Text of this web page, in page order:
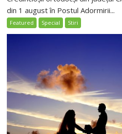
din 1 august în Postul Adormirii...
Featured Special Stiri